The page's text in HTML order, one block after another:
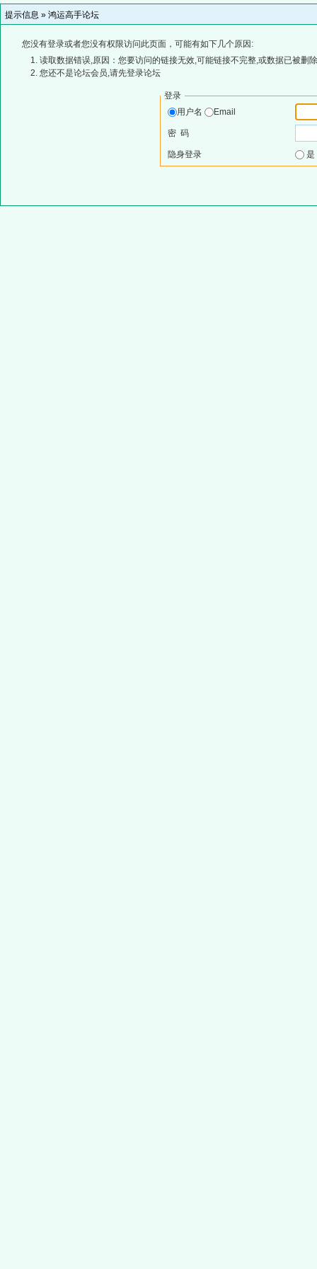
提示信息 » 鸿运高手论坛
您没有登录或者您没有权限访问此页面，可能有如下几个原因:
读取数据错误,原因：您要访问的链接无效,可能链接不完整,或数据已被删
您还不是论坛会员,请先登录论坛
登录
用户名
Email
密 码
隐身登录